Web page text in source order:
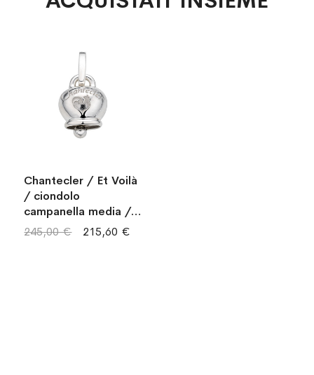
Chantecler / Et Voilà
/ ciondolo
campanella media /
argento
215,60 €
245,00 €